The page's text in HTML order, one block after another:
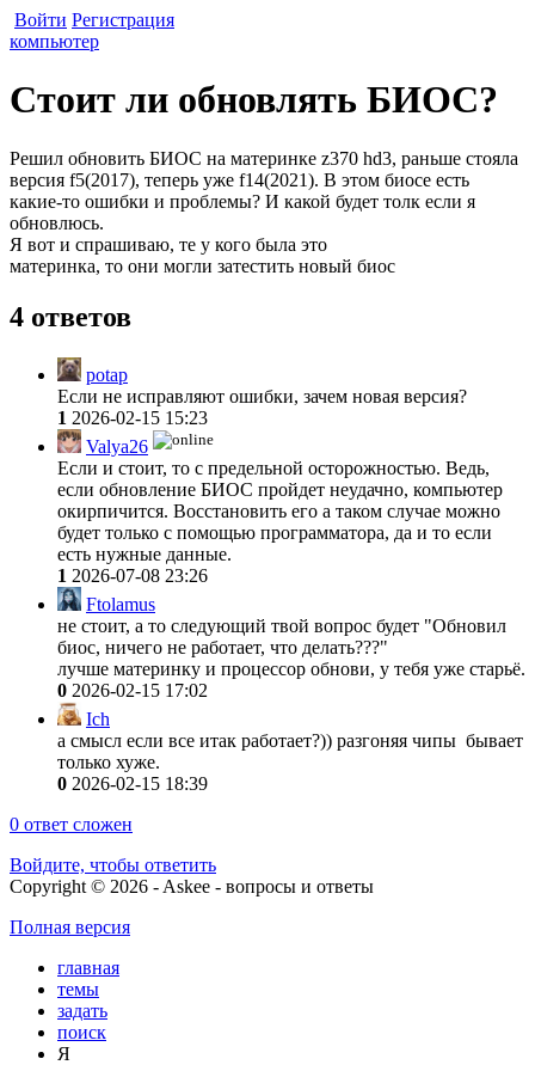
Войти Регистрация
компьютер
Стоит ли обновлять БИОС?
Решил обновить БИОС на материнке z370 hd3, раньше стояла
версия f5(2017), теперь уже f14(2021). В этом биосе есть
какие-то ошибки и проблемы? И какой будет толк если я
обновлюсь.
Я вот и спрашиваю, те у кого была это
материнка, то они могли затестить новый биос
4 ответов
potap
Если не исправляют ошибки, зачем новая версия?
1 2026-02-15 15:23
Valya26
Если и стоит, то с предельной осторожностью. Ведь,
если обновление БИОС пройдет неудачно, компьютер
окирпичится. Восстановить его а таком случае можно
будет только с помощью программатора, да и то если
есть нужные данные.
1 2026-07-08 23:26
Ftolamus
не стоит, а то следующий твой вопрос будет "Обновил
биос, ничего не работает, что делать???"
лучше материнку и процессор обнови, у тебя уже старьё.
0 2026-02-15 17:02
Ich
а смысл если все итак работает?)) разгоняя чипы бывает
только хуже.
0 2026-02-15 18:39
0 ответ сложен
Войдите, чтобы ответить
Copyright © 2026 - Askee - вопросы и ответы
Полная версия
главная
темы
задать
поиск
Я